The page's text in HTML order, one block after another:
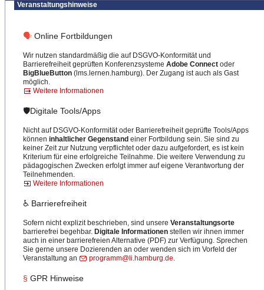
Veranstaltungshinweise
🗣 Online Fortbildungen
Wir nutzen standardmäßig die auf DSGVO-Konformität und
Barrierefreiheit geprüften Konferenzsysteme Adobe Connect oder
BigBlueButton (lms.lernen.hamburg). Der Zugang ist auch als Gast
möglich.
Weitere Informationen
🛡️Digitale Tools/Apps
Nicht auf DSGVO-Konformität oder Barrierefreiheit geprüfte Tools/Apps
können inhaltlicher Gegenstand einer Fortbildung sein. Sie sind zu
keiner Zeit zur Nutzung verpflichtet oder dazu aufgefordert, es ist kein
Kriterium für eine erfolgreiche Teilnahme. Die weitere Verwendung zu
pädagogischen Zwecken erfolgt immer auf eigene Verantwortung der
Teilnehmenden.
Weitere Informationen
♿ Barrierefreiheit
Sofern nicht explizit beschrieben, sind unsere Veranstaltungsorte
barrierefrei begehbar. Digitale Informationen stellen wir ihnen immer
auch in einer barrierefreien Alternative (PDF) zur Verfügung. Sprechen
Sie gerne unsere Dozierenden an oder wenden sich im Vorfeld der
Veranstaltung an
programm@li.hamburg.de.
§ GPR Hinweise